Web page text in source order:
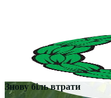
Знову біль втрати